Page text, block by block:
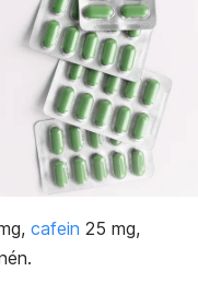
cafein 25 mg,